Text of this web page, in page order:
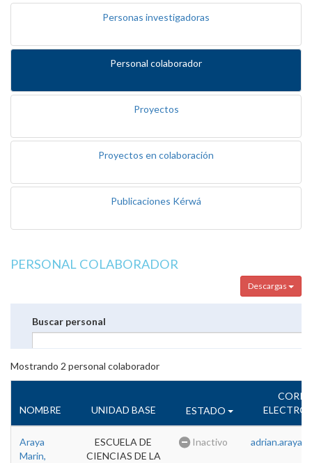
Personas investigadoras
Personal colaborador
Proyectos
Proyectos en colaboración
Publicaciones Kérwá
PERSONAL COLABORADOR
Descargas
Buscar personal
Mostrando 2 personal colaborador
NOMBRE UNIDAD BASE ESTADO
Araya
Marin,
ESCUELA DE
CIENCIAS DE LA
Inactivo